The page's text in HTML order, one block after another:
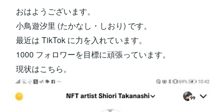
おはようございます。
小鳥遊汐里 (たかなし・しおり) です。
最近は TikTok に力を入れています。
1000 フォロワーを目標に頑張っています。
現状はこちら。